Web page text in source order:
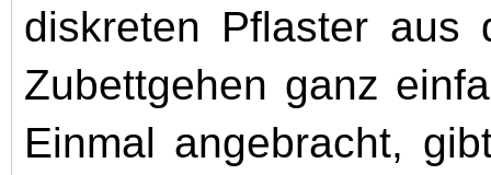
diskreten Pflaster
Zubettgehen ganz
Einmal angebracht,